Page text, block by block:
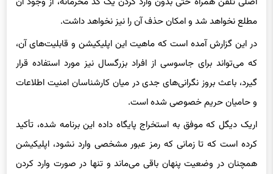
اصلی تلفن همراه حتی بدون وارد کردن یک کد محرمانه، از وجود آن
مطلع نخواهد شد و امکان حذف آن را نیز نخواهد داشت.
در این گزارش آمده است که ماهیت این اپلیکیشن و قابلیت‌های آن،
که می‌تواند برای جاسوسی از افراد بزرگسال نیز مورد استفاده قرار
گیرد، باعث بروز نگرانی‌های جدی در میان کارشناسان امنیت اطلاعات
و حامیان حریم خصوصی شده است.
اریک دیگل که موفق به استخراج پایگاه داده این برنامه شده، تأکید
کرده است که تا زمانی که رمز عبور مشخصی وارد نشود، اپلیکیشن